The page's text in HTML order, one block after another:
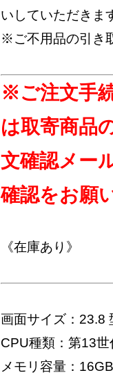
いしていただきま
※ご不用品の引き
※ご注文手
は取寄商品
文確認メー
確認をお願
《在庫あり》
画面サイズ：23.8
CPU種類：第13
メモリ容量：16GB